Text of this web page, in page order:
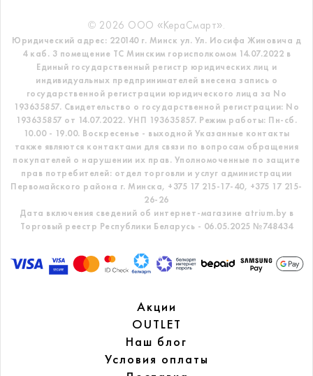
© 2026 ООО «КераСмарт».
Юридический адрес: 220140 г. Минск ул. Ул. Иосифа Жиновича д
4 каб. 3 помещение ТС Минским горисполкомом 14.07.2022 в
Единый государственный регистр юридических лиц и
индивидуальных предпринимателей внесена запись о
государственной регистрации юридического лица за No
193635857. Свидетельство о государственной регистрации: No
193635857 от 14.07.2022. УНП 193635857. Режим работы: Пн-сб.
10.00 - 19.00. Воскресенье - выходной Указанные контакты
также являются контактами для связи по вопросам обращения
покупателей о нарушении их прав. Уполномоченные по защите
прав потребителей: отдел торговли и услуг администрации
Первомайского района г. Минска, +375 17 215-17-40, +375 17 215-
26-26
Дата включения сведений об интернет-магазине atrium.by в
Торговый реестр Республики Беларусь - 06.05.2025 №748434
Акции
OUTLET
Наш блог
Условия оплаты